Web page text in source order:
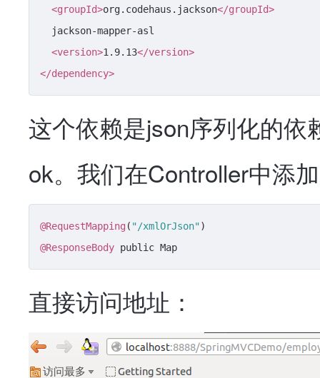
<groupId>org.codehaus.jackson</groupId>
jackson-mapper-asl
<version>1.9.13</version>
</dependency>
这个依赖是json序列化的依
ok。我们在Controller中添
@RequestMapping ( "/xmlOrJson"
@ResponseBody public Map
直接访问地址：